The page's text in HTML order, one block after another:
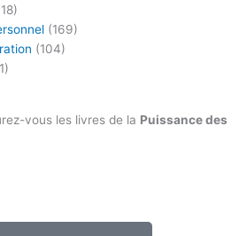
(169)
(104)
vous les livres de la Puissance des